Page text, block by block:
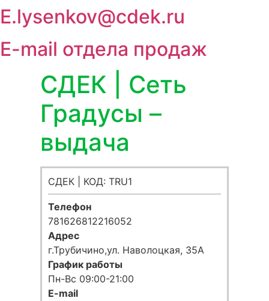
E.lysenkov@cdek.ru
E-mail отдела продаж
СДЕК | Сеть
Градусы –
выдача
СДЕК | КОД: TRU1
Телефон
781626812216052
Адрес
г.Трубичино,ул. Наволоцкая, 35А
График работы
Пн-Вс 09:00-21:00
E-mail